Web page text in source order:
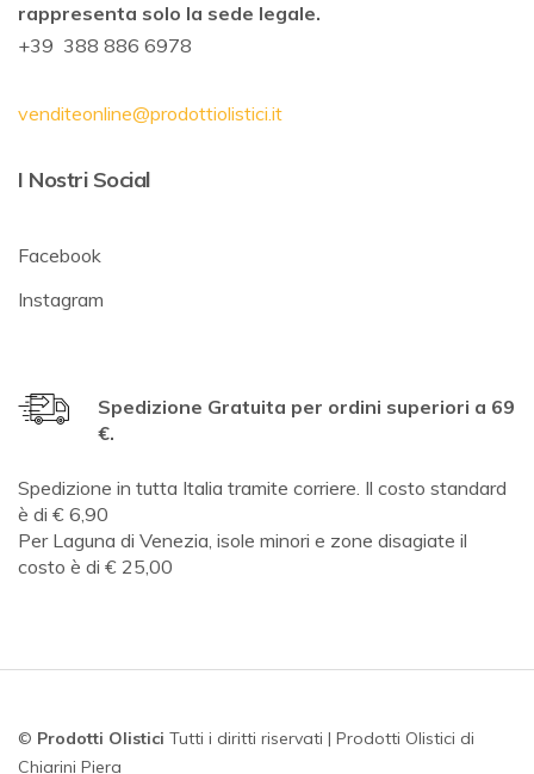
rappresenta solo la sede legale.
+39 388 886 6978
venditeonline@prodottiolistici.it
I Nostri Social
Facebook
Instagram
Spedizione Gratuita per ordini superiori a 69
€.
Spedizione in tutta Italia tramite corriere. Il costo standard
è di € 6,90
Per Laguna di Venezia, isole minori e zone disagiate il
costo è di € 25,00
© Prodotti Olistici Tutti i diritti riservati | Prodotti Olistici di
Chiarini Piera